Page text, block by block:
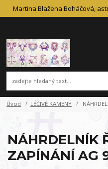
Martina Blažena Boháčová,
Úvod LÉČIVÉ KAMENY
NÁHRDELNÍK
ZAPÍNÁNÍ AG